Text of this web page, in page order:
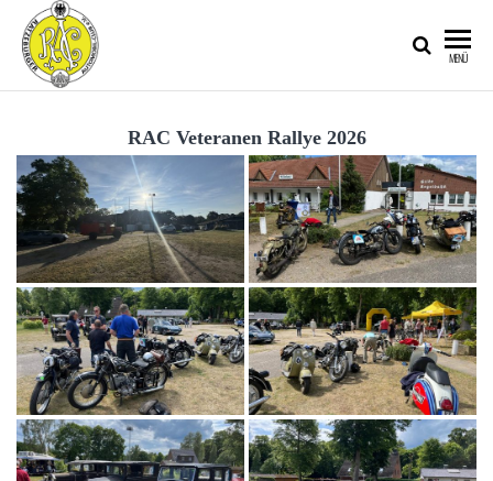
AUTOMOBIL-
CLUB IM
ADAC E.V.
MENÜ
RAC Veteranen Rallye 2026